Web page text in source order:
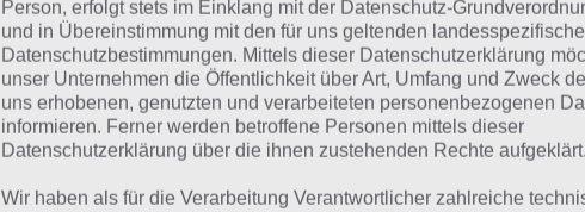
verpasst. Finanzieren tut sich die App durch Werbung. Diese
aufdringlich, auch wenn einige User von einer
sprechen. Ich persönlich hatte diese noch nicht. Die
App gehen in Ordnung, auch wenn ich persönlich nicht weiß,
Telefonstatus lesen und identifizieren muss.
Person, erfolgt stets im Einklang mit der Datenschutz-
und in Übereinstimmung mit den für uns geltenden
Datenschutzbestimmungen. Mittels dieser Datenschutzerklärung
unser Unternehmen die Öffentlichkeit über Art, Umfang und Zweck
uns erhobenen, genutzten und verarbeiteten personenbezogenen
informieren. Ferner werden betroffene Personen mittels dieser
Datenschutzerklärung über die ihnen zustehenden Rechte aufgeklärt.
Wir haben als für die Verarbeitung Verantwortlicher zahlreiche